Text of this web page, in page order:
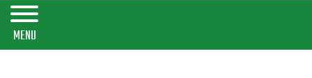
k
MENU
Kontakt